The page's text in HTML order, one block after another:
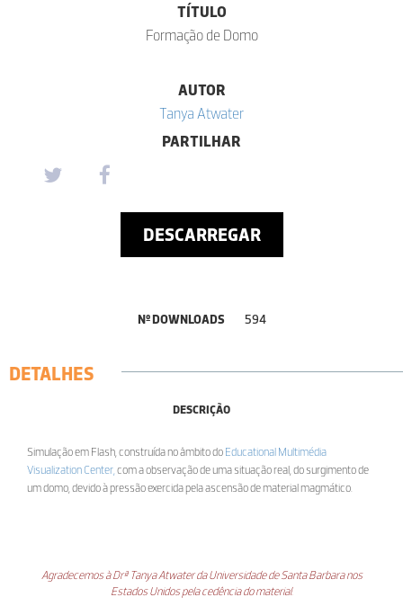
TÍTULO
Formação de Domo
AUTOR
Tanya Atwater
PARTILHAR
DESCARREGAR
Nº DOWNLOADS 594
DETALHES
DESCRIÇÃO
Simulação em Flash,construída no âmbito do Educational Multimédia
Visualization Center,com a observação de uma situação real, do surgimento de
um domo, devido à pressão exercida pela ascensão de material magmático.
Agradecemos à Drª Tanya Atwater da Universidade de Santa Barbara nos
Estados Unidos pela cedência do material.